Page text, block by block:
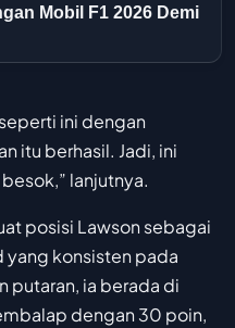
Mobil F1 2026 Demi
ini dengan
itu berhasil. Jadi, ini
lanjutnya.
posisi Lawson sebagai
konsisten pada
putaran, ia berada di
dengan 30 poin,